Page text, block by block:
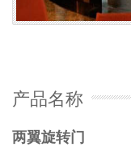
产品名称
两翼旋转门